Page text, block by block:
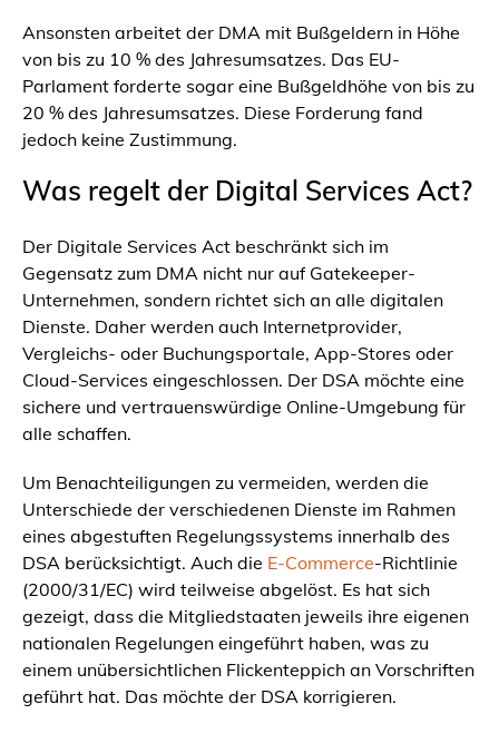
Ansonsten arbeitet der DMA mit Bußgeldern in Höhe
von bis zu 10 % des Jahresumsatzes. Das EU-
Parlament forderte sogar eine Bußgeldhöhe von bis zu
20 % des Jahresumsatzes. Diese Forderung fand
jedoch keine Zustimmung.
Was regelt der Digital Services Act?
Der Digitale Services Act beschränkt sich im
Gegensatz zum DMA nicht nur auf Gatekeeper-
Unternehmen, sondern richtet sich an alle digitalen
Dienste. Daher werden auch Internetprovider,
Vergleichs- oder Buchungsportale, App-Stores oder
Cloud-Services eingeschlossen. Der DSA möchte eine
sichere und vertrauenswürdige Online-Umgebung für
alle schaffen.
Um Benachteiligungen zu vermeiden, werden die
Unterschiede der verschiedenen Dienste im Rahmen
eines abgestuften Regelungssystems innerhalb des
DSA berücksichtigt. Auch die E-Commerce-Richtlinie
(2000/31/EC) wird teilweise abgelöst. Es hat sich
gezeigt, dass die Mitgliedstaaten jeweils ihre eigenen
nationalen Regelungen eingeführt haben, was zu
einem unübersichtlichen Flickenteppich an Vorschriften
geführt hat. Das möchte der DSA korrigieren.